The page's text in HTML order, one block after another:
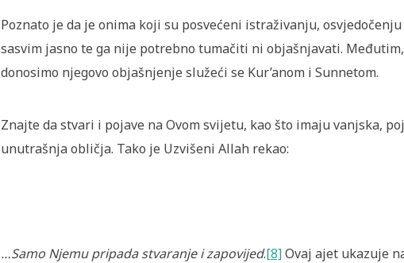
Poznato je da je onima koji su posvećeni istraživanju,
sasvim jasno te ga nije potrebno tumačiti ni objašnjavati.
donosimo njegovo objašnjenje služeći se Kur’anom i Sunnetom.
Znajte da stvari i pojave na Ovom svijetu, kao što imaju vanjska,
unutrašnja obličja. Tako je Uzvišeni Allah rekao:
…Samo Njemu pripada stvaranje i zapovijed.[8]Ovaj ajet ukazuje